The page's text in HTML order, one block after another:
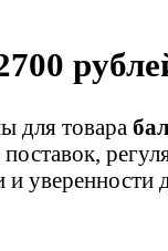
для товара
уверенности